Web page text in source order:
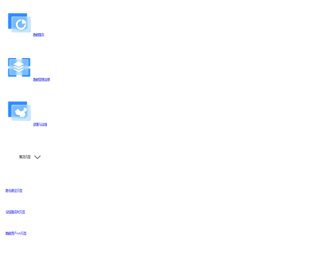
数据服务
数据管理治理
部署与运维
解决方案
数仓建设方案
全链路实时方案
数据资产API方案